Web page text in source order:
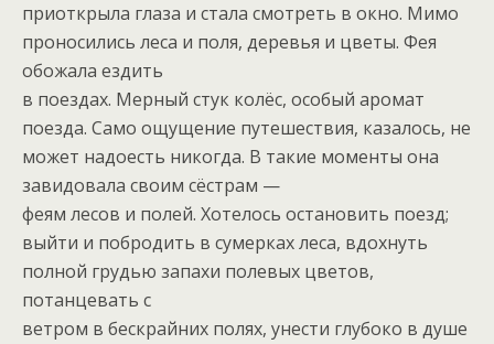
приоткрыла глаза и стала смотреть в окно. Мимо
проносились леса и поля, деревья и цветы. Фея
обожала ездить
в поездах. Мерный стук колёс, особый аромат
поезда. Само ощущение путешествия, казалось, не
может надоесть никогда. В такие моменты она
завидовала своим сёстрам —
феям лесов и полей. Хотелось остановить поезд;
выйти и побродить в сумерках леса, вдохнуть
полной грудью запахи полевых цветов,
потанцевать с
ветром в бескрайних полях, унести глубоко в душе